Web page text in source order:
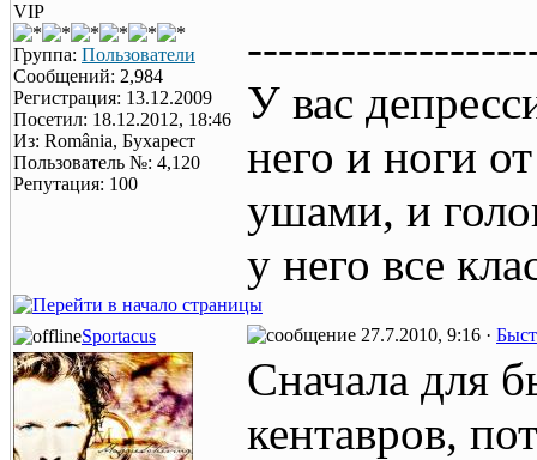
VIP
Группа: Пользователи
Сообщений: 2,984
Регистрация: 13.12.2009
Посетил: 18.12.2012, 18:46
Из: România, Бухарест
Пользователь №: 4,120
Репутация: 100
У вас
него и ноги
ушами, и
у него все
Sportacus 27.7.2010, 9:16 ·
Сначала для
кентавров,